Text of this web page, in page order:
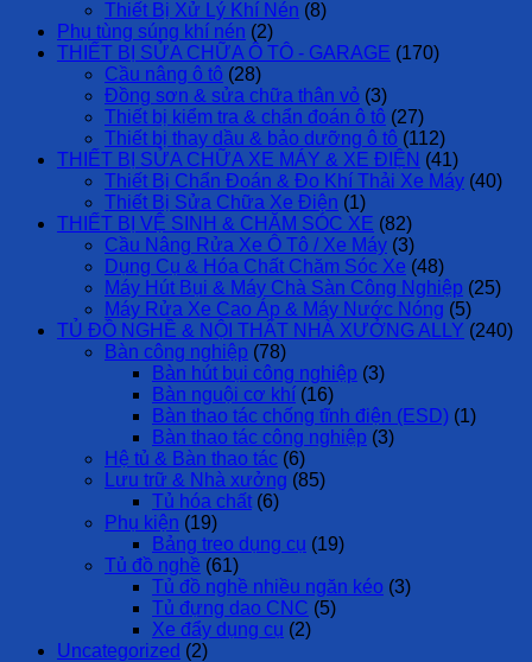
Thiết Bị Xử Lý Khí Nén (8)
Phụ tùng súng khí nén (2)
THIẾT BỊ SỬA CHỮA Ô TÔ - GARAGE (170)
Cầu nâng ô tô (28)
Đồng sơn & sửa chữa thân vỏ (3)
Thiết bị kiểm tra & chẩn đoán ô tô (27)
Thiết bị thay dầu & bảo dưỡng ô tô (112)
THIẾT BỊ SỬA CHỮA XE MÁY & XE ĐIỆN (41)
Thiết Bị Chẩn Đoán & Đo Khí Thải Xe Máy (40)
Thiết Bị Sửa Chữa Xe Điện (1)
THIẾT BỊ VỆ SINH & CHĂM SÓC XE (82)
Cầu Nâng Rửa Xe Ô Tô / Xe Máy (3)
Dụng Cụ & Hóa Chất Chăm Sóc Xe (48)
Máy Hút Bụi & Máy Chà Sàn Công Nghiệp (25)
Máy Rửa Xe Cao Áp & Máy Nước Nóng (5)
TỦ ĐỒ NGHỀ & NỘI THẤT NHÀ XƯỞNG ALLY (240)
Bàn công nghiệp (78)
Bàn hút bụi công nghiệp (3)
Bàn nguội cơ khí (16)
Bàn thao tác chống tĩnh điện (ESD) (1)
Bàn thao tác công nghiệp (3)
Hệ tủ & Bàn thao tác (6)
Lưu trữ & Nhà xưởng (85)
Tủ hóa chất (6)
Phụ kiện (19)
Bảng treo dụng cụ (19)
Tủ đồ nghề (61)
Tủ đồ nghề nhiều ngăn kéo (3)
Tủ đựng dao CNC (5)
Xe đẩy dụng cụ (2)
Uncategorized (2)